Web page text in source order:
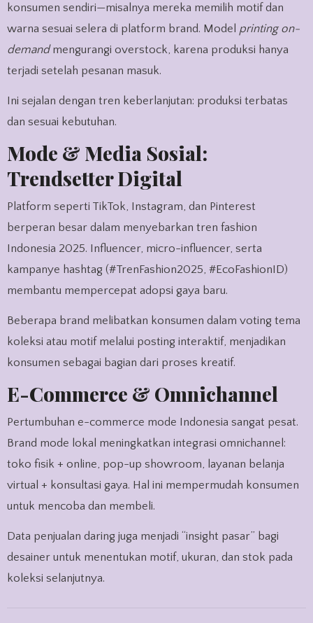
konsumen sendiri—misalnya mereka memilih motif dan
warna sesuai selera di platform brand. Model printing on-
demandmengurangi overstock, karena produksi hanya
terjadi setelah pesanan masuk.
Ini sejalan dengan tren keberlanjutan: produksi terbatas
dan sesuai kebutuhan.
Mode & Media Sosial:
Trendsetter Digital
Platform seperti TikTok, Instagram, dan Pinterest
berperan besar dalam menyebarkan tren fashion
Indonesia 2025. Influencer, micro-influencer, serta
kampanye hashtag (#TrenFashion2025, #EcoFashionID)
membantu mempercepat adopsi gaya baru.
Beberapa brand melibatkan konsumen dalam voting tema
koleksi atau motif melalui posting interaktif, menjadikan
konsumen sebagai bagian dari proses kreatif.
E-Commerce & Omnichannel
Pertumbuhan e-commerce mode Indonesia sangat pesat.
Brand mode lokal meningkatkan integrasi omnichannel:
toko fisik + online, pop-up showroom, layanan belanja
virtual + konsultasi gaya. Hal ini mempermudah konsumen
untuk mencoba dan membeli.
Data penjualan daring juga menjadi “insight pasar” bagi
desainer untuk menentukan motif, ukuran, dan stok pada
koleksi selanjutnya.